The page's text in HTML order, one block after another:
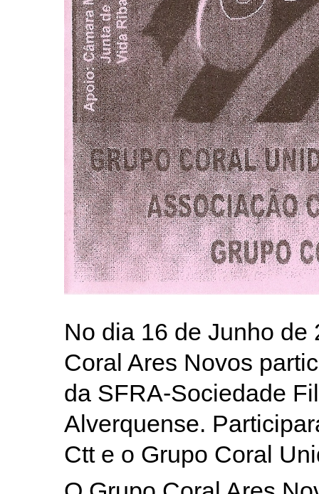
No dia 16 de Junho de
Coral Ares Novos
da SFRA-Sociedade
Alverquense.
Ctt e o Grupo Coral